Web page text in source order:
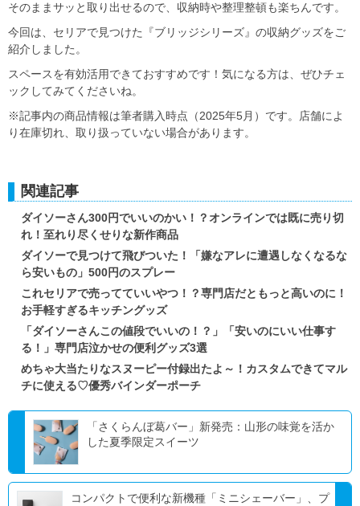
そのままサッと取り出せるので、収納時や整理整頓も楽ちんです。
今回は、セリアで見つけた『ブリッジシリーズ』の収納グッズをご
紹介しました。
スペースを有効活用できておすすめです！気になる方は、ぜひチェ
ックしてみてくださいね。
※記事内の商品情報は筆者購入時点（2025年5月）です。店舗によ
り在庫切れ、取り扱っていない場合があります。
関連記事
ダイソーさん300円でいいのかい！？オンラインでは既に売り切
れ！至れり尽くせりな新作商品
ダイソーで見つけて飛びついた！「嫌なアレに遭遇しなくなるな
ら安いもの」500円のスプレー
これセリアで売ってていいやつ！？専門店だともっと高いのに！
お手軽すぎるキッチングッズ
「ダイソーさんこの値段でいいの！？」「安いのにいい仕事す
る！」専門店泣かせの便利グッズ3選
めちゃ大当たりなスヌーピー付録出たよ～！カスタムできてマル
チに使える♡優秀バインダーポーチ
「さくらんぼ葛バー」新発売：山形の味覚を活か
した夏季限定スイーツ
コンパクトで便利な新機種「ミニシェーバー」、プ